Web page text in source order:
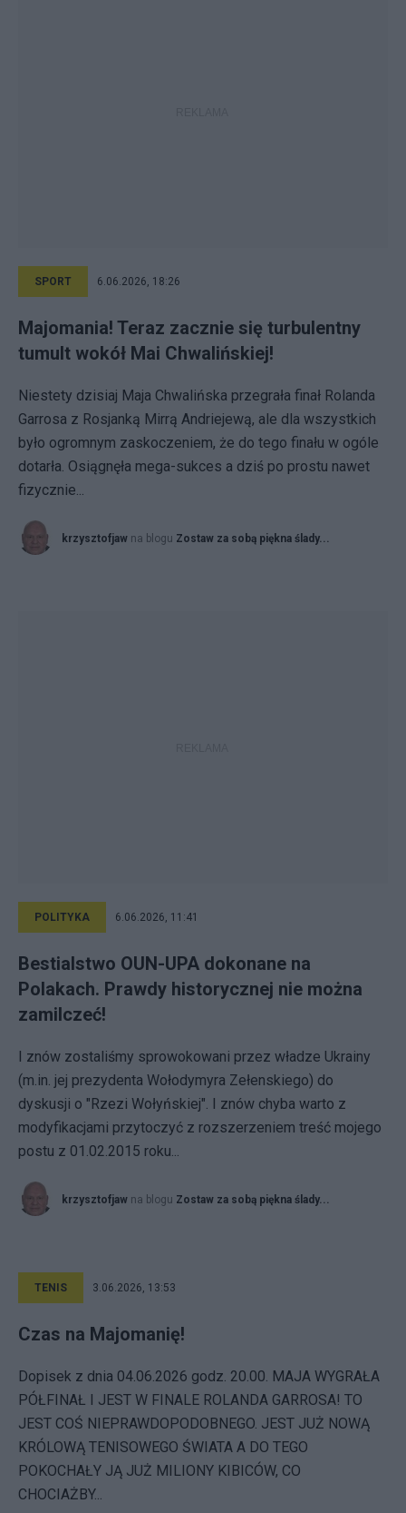
SPORT 6.06.2026, 18:26
Majomania! Teraz zacznie się turbulentny
tumult wokół Mai Chwalińskiej!
Niestety dzisiaj Maja Chwalińska przegrała finał Rolanda
Garrosa z Rosjanką Mirrą Andriejewą, ale dla wszystkich
było ogromnym zaskoczeniem, że do tego finału w ogóle
dotarła. Osiągnęła mega-sukces a dziś po prostu nawet
fizycznie...
krzysztofjaw na blogu Zostaw za sobą piękna ślady...
POLITYKA 6.06.2026, 11:41
Bestialstwo OUN-UPA dokonane na
Polakach. Prawdy historycznej nie można
zamilczeć!
I znów zostaliśmy sprowokowani przez władze Ukrainy
(m.in. jej prezydenta Wołodymyra Zełenskiego) do
dyskusji o "Rzezi Wołyńskiej". I znów chyba warto z
modyfikacjami przytoczyć z rozszerzeniem treść mojego
postu z 01.02.2015 roku...
krzysztofjaw na blogu Zostaw za sobą piękna ślady...
TENIS 3.06.2026, 13:53
Czas na Majomanię!
Dopisek z dnia 04.06.2026 godz. 20.00. MAJA WYGRAŁA
PÓŁFINAŁ I JEST W FINALE ROLANDA GARROSA! TO
JEST COŚ NIEPRAWDOPODOBNEGO. JEST JUŻ NOWĄ
KRÓLOWĄ TENISOWEGO ŚWIATA A DO TEGO
POKOCHAŁY JĄ JUŻ MILIONY KIBICÓW, CO
CHOCIAŻBY...